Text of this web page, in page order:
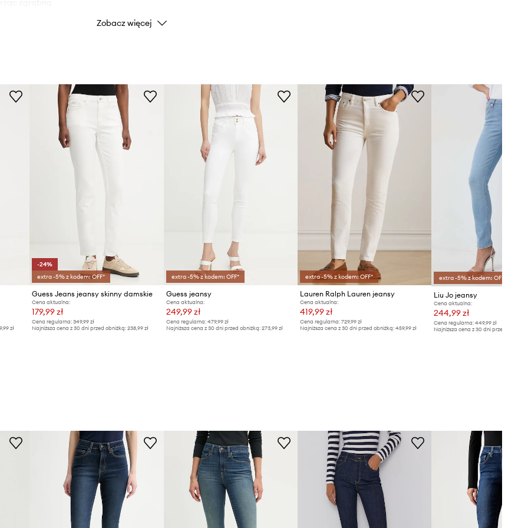
do wielu rodzajów
przedmiotów
Kolor producenta
Marka
Szerokość w biodrach: 41 cm
Wysokość stanu:
Długość nogawki zewnętrznej
102 cm
Rozmiarówka zaniżona
Zalecamy wybór rozmiaru większego,
niż nosisz zazwyczaj.
Tabela rozmiarów
Zobacz więcej
zł
-24%
extra -5% z kodem: OFF*
Guess Jeans jeansy skinny damskie
Cena aktualna:
179,99 zł
Cena regularna: 349,99 zł
Najniższa cena z 30 dni przed obniżką: 238,99 zł
extra -5% z kodem: OFF*
Guess jeansy
Cena aktualna:
249,99 zł
Cena regularna: 479,99 zł
Najniższa cena z 30 dni przed obniżką: 273,99 zł
extra -5% z kodem: OFF*
Lauren Ralph Lauren jeansy
Cena aktualna:
419,99 zł
Cena regularna:729,99 zł
Najniższa cena z 30 dni przed obniżką:459,99 zł
extra -5% z kodem: OFF*
Liu Jo jeansy
Cena aktualna:
244,99 zł
Cena regularna: 449,99 zł
Najniższa cena z 30 dni przed obniżką: